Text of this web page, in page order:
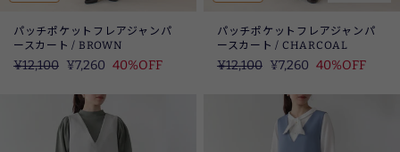
パッチポケットフレアジャンパ
ースカート / BROWN
定
¥12,100 SALE
¥7,260 40%OFF
パッチポケットフレアジャンパ
ースカート / CHARCOAL
定
¥12,100 SALE
¥7,260 40%OFF